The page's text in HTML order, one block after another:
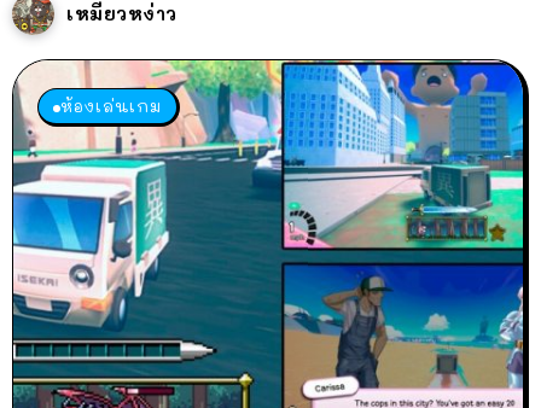
เหมียวหง่าว
ห้องเล่นเกม